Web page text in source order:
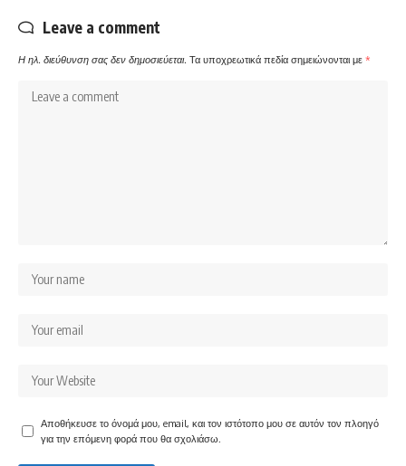
Leave a comment
Η ηλ. διεύθυνση σας δεν δημοσιεύεται. Τα υποχρεωτικά πεδία σημειώνονται με *
Αποθήκευσε το όνομά μου, email, και τον ιστότοπο μου σε αυτόν τον πλοηγό
για την επόμενη φορά που θα σχολιάσω.